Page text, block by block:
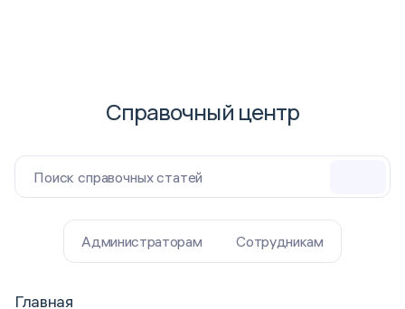
Справочный центр
Поиск справочных статей
Администраторам Сотрудникам
Главная